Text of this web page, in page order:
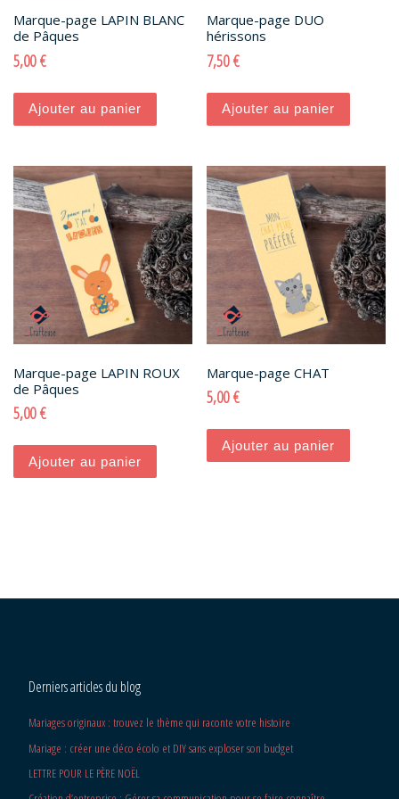
Marque-page LAPIN BLANC
de Pâques
5,00€
Ajouter au panier
Marque-page DUO
hérissons
7,50€
Ajouter au panier
Marque-page LAPIN ROUX
de Pâques
5,00€
Ajouter au panier
Marque-page CHAT
5,00€
Ajouter au panier
Derniers articles du blog
Mariages originaux : trouvez le thème qui raconte votre histoire
Mariage : créer une déco écolo et DIY sans exploser son budget
LETTRE POUR LE PÈRE NOËL